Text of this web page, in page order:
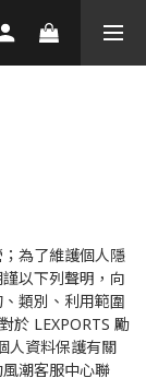
為了維護個人隱
以下列聲明，向
類別、利用範圍
於 LEXPORTS 勵
人資料保護有關
潮客服中心聯